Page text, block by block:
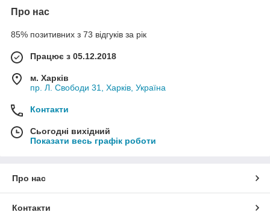
Про нас
85% позитивних з 73 відгуків за рік
Працює з 05.12.2018
м. Харків
пр. Л. Свободи 31, Харків, Україна
Контакти
Сьогодні вихідний
Показати весь графік роботи
Про нас
Контакти